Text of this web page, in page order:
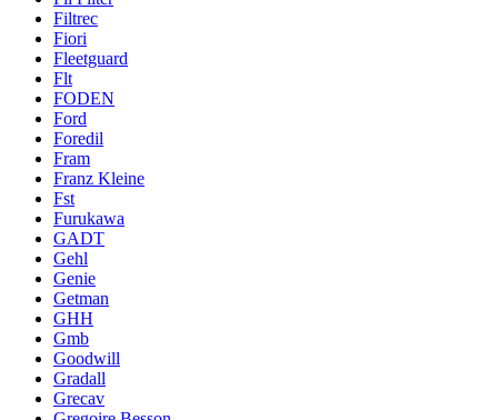
Filtrec
Fiori
Fleetguard
Flt
FODEN
Ford
Foredil
Fram
Franz Kleine
Fst
Furukawa
GADT
Gehl
Genie
Getman
GHH
Gmb
Goodwill
Gradall
Grecav